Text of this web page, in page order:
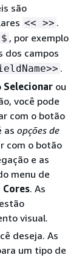
são
<< >> .
$ , por exemplo
dos campos
.
Selecionar ou
você pode
com o botão
as opções de
com o botão
e as
menu de
Cores. As
visual.
deseja. As
um tipo de